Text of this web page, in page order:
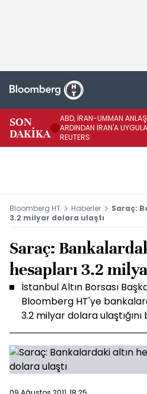
SON
DAKİKA
ABD, İRAN-UMMAN
ARDINDAN İRAN'A
REUTERS
Bloomberg HT Haberler
Saraç:
3.2 milyar dolara ulaştı
Saraç:
hesapları 3.2
İstanbul Altın Borsası
Bloomberg HT'ye
3.2 milyar dolara